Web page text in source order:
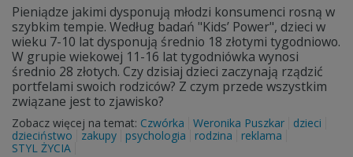
Pieniądze jakimi dysponują młodzi konsumenci rosną w
szybkim tempie. Według badań "Kids’ Power", dzieci w
wieku 7-10 lat dysponują średnio 18 złotymi tygodniowo.
W grupie wiekowej 11-16 lat tygodniówka wynosi
średnio 28 złotych. Czy dzisiaj dzieci zaczynają rządzić
portfelami swoich rodziców? Z czym przede wszystkim
związane jest to zjawisko?
Zobacz więcej na temat: Czwórka Weronika Puszkar
dzieci
dzieciństwo
zakupy psychologia rodzina
reklama
STYL ŻYCIA